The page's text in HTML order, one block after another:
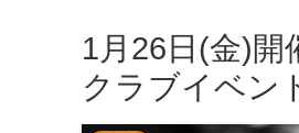
1月26日(金)
クラブイベン